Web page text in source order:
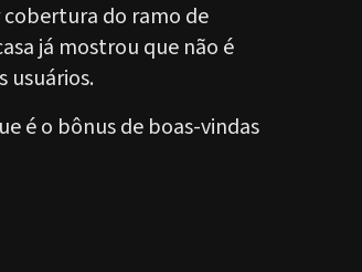
do ramo de
já mostrou que não é
usuários.
é o bônus de boas-vindas